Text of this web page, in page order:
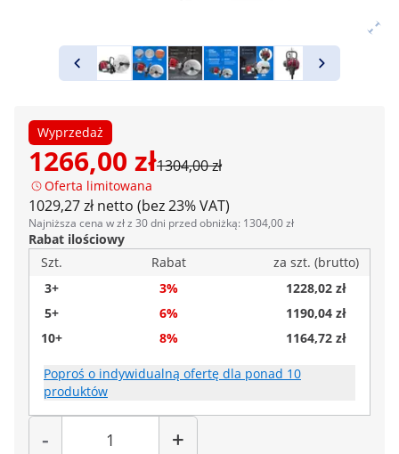
Wyprzedaż
1266,00 zł1304,00 zł
Oferta limitowana
1029,27 zł netto (bez 23% VAT)
Najniższa cena w zł z 30 dni przed obniżką: 1304,00 zł
Rabat ilościowy
Szt.
Rabat
za szt. (brutto)
3+
3%
1228,02 zł
5+
6%
1190,04 zł
10+
8% 1164,72 zł
Poproś o indywidualną ofertę dla ponad 10
produktów
-
Liczba
+